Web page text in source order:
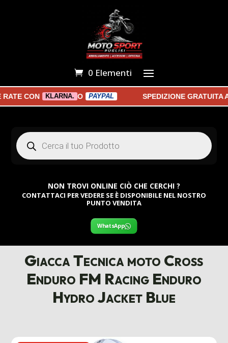
0 Elementi
CON KLARNA. O PAYPAL SPEDIZIONE GRATUITA A
Products
search
NON TROVI ONLINE CIÒ CHE CERCHI ?
CONTATTACI PER VEDERE SE È DISPONIBILE NEL NOSTRO
PUNTO VENDITA
WhatsApp
Giacca Tecnica moto Cross
Enduro FM Racing Enduro
Hydro Jacket Blue